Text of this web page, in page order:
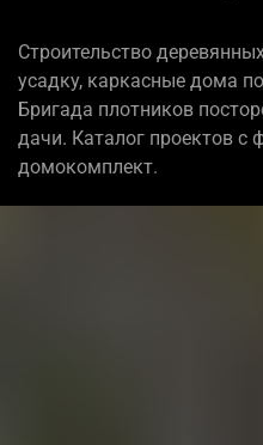
Строительство
усадку, каркасные дома
Бригада плотников
дачи. Каталог проектов с
домокомплект.